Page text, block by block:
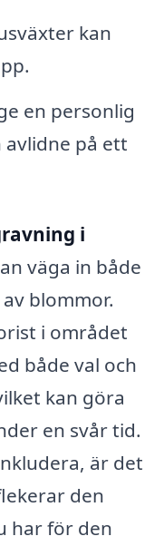
kan
en personlig
på ett
i
väga in både
blommor.
i området
både val och
kan göra
en svår tid.
är det
den
har för den